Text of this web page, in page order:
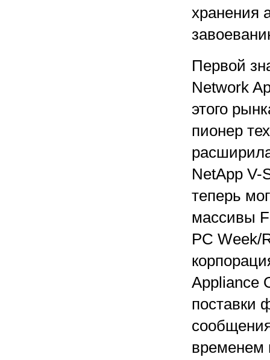
хранения
Первой
Network
этого
пионер
NetApp V-
теперь
массивы
PC Week/
Appliance
поставки
временем